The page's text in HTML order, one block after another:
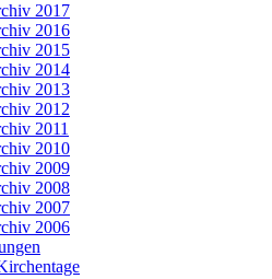
2017
2016
2015
2014
2013
2012
2011
2010
2009
2008
2007
2006